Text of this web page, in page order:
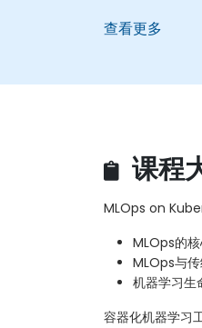
查看更多
课程
MLOps on
MLOps的
MLOps与
机器学习生
容器化机器学习